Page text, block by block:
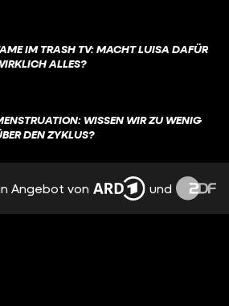
IM TRASH TV: MACHT LUISA DAFÜR
ALLES?
WISSEN WIR ZU WENIG
DEN ZYKLUS?
TRENNUNG,
NERVENZUSAMMENBRUCH: PMS
Angebot von und